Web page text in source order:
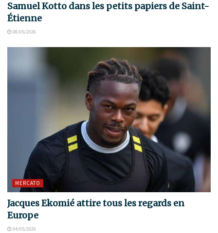
Samuel Kotto dans les petits papiers de Saint-
Étienne
08/05/2026
MERCATO
Jacques Ekomié attire tous les regards en
Europe
04/05/2026